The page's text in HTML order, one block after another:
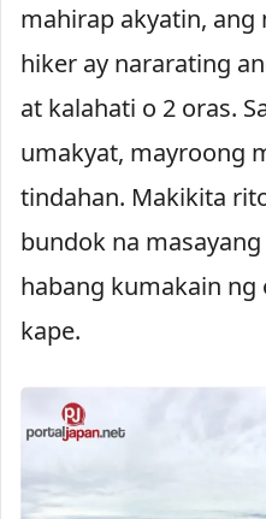
mahirap akyatin, ang
hiker ay nararating
at kalahati o 2 oras.
umakyat, mayroong
tindahan. Makikita
bundok na
habang kumakain
kape.